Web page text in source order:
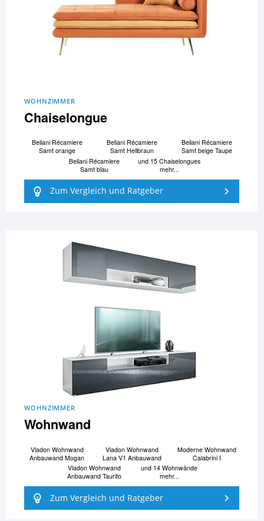
WOHNZIMMER
Chaiselongue
Beliani Ré­ca­mi­e­re
Samt orange
Beliani Ré­ca­mi­e­re
Samt Hellbraun
Beliani Ré­ca­mi­e­re
Samt beige Taupe
Beliani Ré­ca­mi­e­re
Samt blau
und 15 Chaiselongues
mehr...
Zum Vergleich und Ratgeber
WOHNZIMMER
Wohnwand
Vladon Wohnwand
Anbauwand Mogan
Vladon Wohnwand
Lana V1 Anbauwand
Moderne Wohnwand
Calabrini I
Vladon Wohnwand
Anbauwand Taurito
und 14 Wohnwände
mehr...
Zum Vergleich und Ratgeber